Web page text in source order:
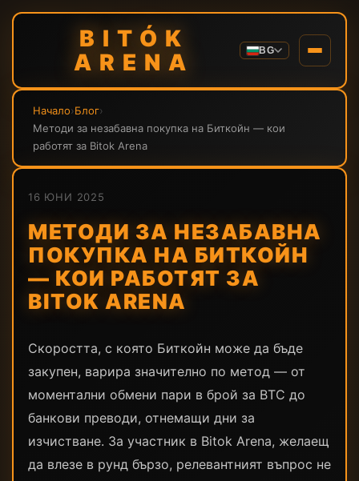
BITÓK
ARENA
BG
Начало›Блог›
Методи за незабавна покупка на Биткойн — кои
работят за Bitok Arena
16 ЮНИ 2025
МЕТОДИ ЗА НЕЗАБАВНА
ПОКУПКА НА БИТКОЙН
— КОИ РАБОТЯТ ЗА
BITOK ARENA
Скоростта, с която Биткойн може да бъде
закупен, варира значително по метод — от
моментални обмени пари в брой за BTC до
банкови преводи, отнемащи дни за
изчистване. За участник в Bitok Arena, желаещ
да влезе в рунд бързо, релевантният въпрос не